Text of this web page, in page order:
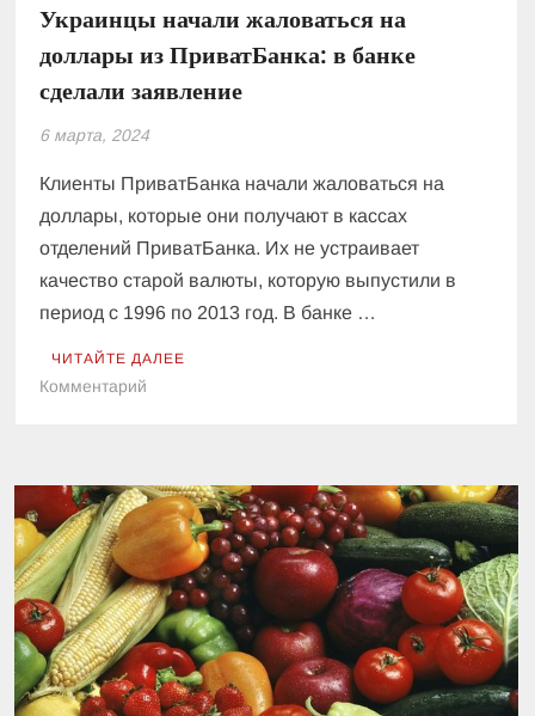
Украинцы начали жаловаться на
доллары из ПриватБанка: в банке
сделали заявление
6 марта, 2024
Клиенты ПриватБанка начали жаловаться на
доллары, которые они получают в кассах
отделений ПриватБанка. Их не устраивает
качество старой валюты, которую выпустили в
период с 1996 по 2013 год. В банке …
ЧИТАЙТЕ ДАЛЕЕ
Комментарий
на
доллары
ПриватБанка:
в
банке
сделали
заявление